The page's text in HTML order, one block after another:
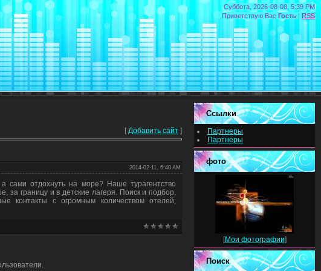
Суббота, 2026-08-08, 5:39 PM
Приветствую Вас Гость | RSS
[ Добавить сайт ]
2014-02-11, 6:40 AM
сами отдохнуть на море? Наше турагентство
за границу и в детские лагеря. Поиск и подбор,
контакты с огромным количеством отелей,
Ссылки
Партнеры
Партнеры
фото
[Мои фотографии]
Поиск